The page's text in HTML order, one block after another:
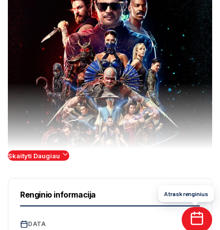
Skaityti Daugiau
Renginio informacija
DATA
Atrask renginius